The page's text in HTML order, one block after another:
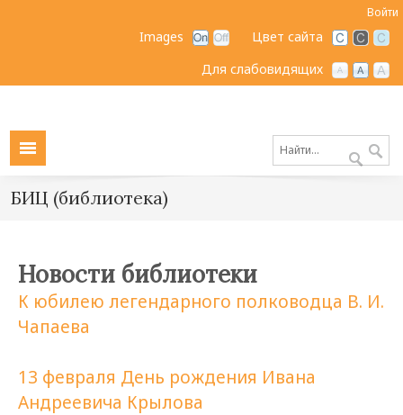
Войти
Цвет сайта
Images
Для слабовидящих
БИЦ (библиотека)
Новости библиотеки
К юбилею легендарного полководца В. И.
Чапаева
13 февраля День рождения Ивана
Андреевича Крылова